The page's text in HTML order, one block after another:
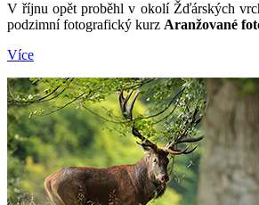
V říjnu opět proběhl v okolí Žďárských
podzimní fotografický kurz Aranžované
Více